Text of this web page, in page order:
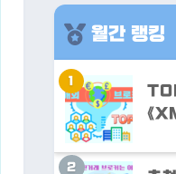
월간 랭킹
《